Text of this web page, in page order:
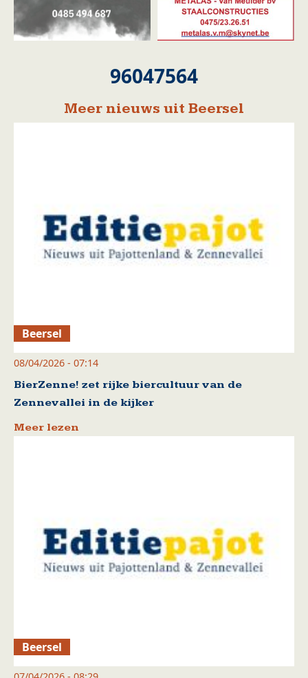
96047564
Meer nieuws uit Beersel
Beersel
08/04/2026 - 07:14
BierZenne! zet rijke biercultuur van de
Zennevallei in de kijker
Meer lezen
Beersel